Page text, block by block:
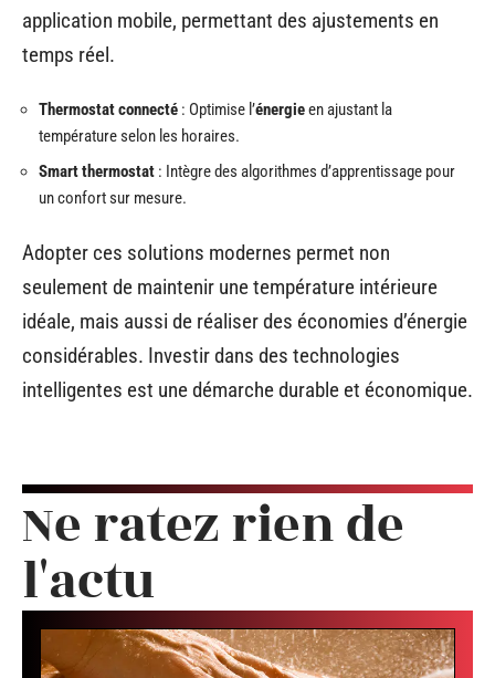
application mobile, permettant des ajustements en
temps réel.
Thermostat connecté : Optimise l’énergieen ajustant la
température selon les horaires.
Smart thermostat : Intègre des algorithmes d’apprentissage pour
un confort sur mesure.
Adopter ces solutions modernes permet non
seulement de maintenir une température intérieure
idéale, mais aussi de réaliser des économies d’énergie
considérables. Investir dans des technologies
intelligentes est une démarche durable et économique.
Ne ratez rien de
l'actu